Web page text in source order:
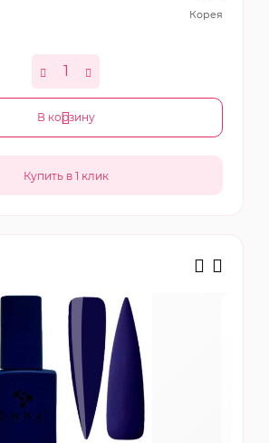
Корея
В корзину